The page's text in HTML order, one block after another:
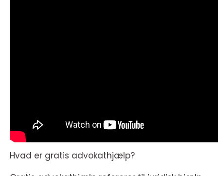
Hvad er gratis advokathjælp?